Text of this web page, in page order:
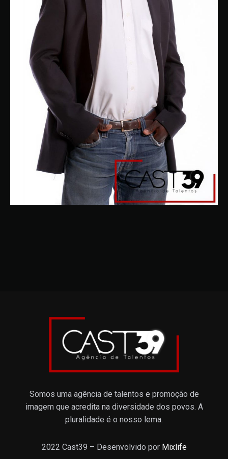
Somos uma agência de talentos e promoção de
imagem que acredita na diversidade dos povos. A
pluralidade é o nosso lema.
2022 Cast39 – Desenvolvido por Mixlife